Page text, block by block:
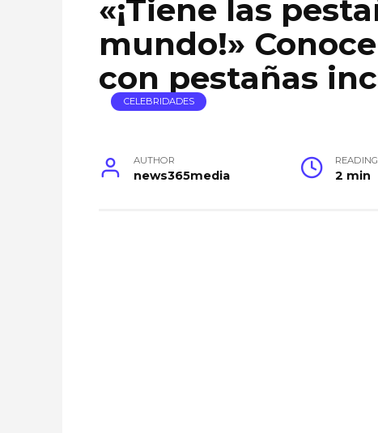
«¡Tiene las
mundo!»
con pestañas
CELEBRIDADES
AUTHOR
news365media
READING
2 min